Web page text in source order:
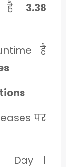
है 3.38
है
पर
Day 1